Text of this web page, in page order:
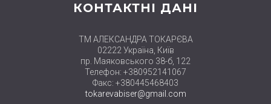
КОНТАКТНІ ДАНІ
ТМ АЛЕКСАНДРА ТОКАРЄВА
02222 Україна, Київ
пр. Маяковського 38-б, 122
Телефон: +380952141067
Факс: +380445468403
tokarevabiser@gmail.com